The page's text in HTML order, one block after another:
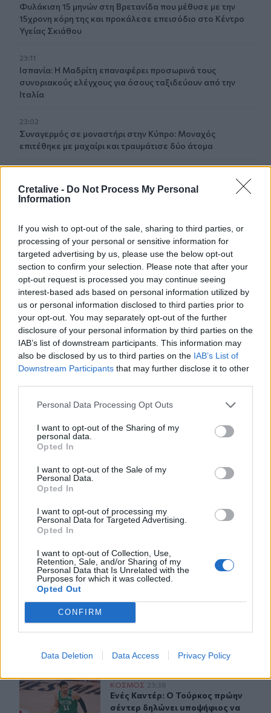
Cretalive - Do Not Process My Personal
Information
If you wish to opt-out of the sale, sharing to third parties, or
processing of your personal or sensitive information for
targeted advertising by us, please use the below opt-out
section to confirm your selection. Please note that after your
opt-out request is processed you may continue seeing
interest-based ads based on personal information utilized by
us or personal information disclosed to third parties prior to
your opt-out. You may separately opt-out of the further
disclosure of your personal information by third parties on the
IAB’s list of downstream participants. This information may
also be disclosed by us to third parties on the IAB’s List of
Downstream Participants that may further disclose it to other
Personal Data Processing Opt Outs
I want to opt-out of the Sharing of my
personal data.
Opted In
I want to opt-out of the Sale of my
Personal Data.
Opted In
I want to opt-out of processing my
Personal Data for Targeted Advertising.
Opted In
I want to opt-out of Collection, Use,
Retention, Sale, and/or Sharing of my
Personal Data that Is Unrelated with the
Purposes for which it was collected.
Opted Out
CONFIRM
Data Deletion Data Access Privacy Policy
Φυλάκιση 15 μηνών στη Βρετανίδα που μέθυσε με την
15χρονη κόρη της και προκάλεσε επεισόδιο στο Κέντρο
Υγείας Σκιάθου
23:11
Ισπανία: Η Μαδρίτη επαναφέρει προσωρινά τους
συνοριακούς ελέγχους για όσους ταξιδεύουν από την
Ιταλία
23:02
Συναγερμός σε μοναστήρι στην Κύπρο: Μοναχός
επιτέθηκε με μαχαίρι και τραυμάτισε δύο άτομα
Σητεία: Φωτιά στα Αχλάδια, δύσκολη μάχη με τις φλόγες
- Βίντεο
22:39
Βρετανία: Κατά συρροή δολοφόνος καταδικάστηκε για
δύο δολοφονίες γυναικών - Η συγγνώμη από την
αστυνομία
22:32
Πανεπιστήμιο Κρήτης: 3,35 εκατ. ευρώ από το Υπουργείο
Παιδείας, για το στεγαστικό επίδομα των φοιτητών
22:22
Ηράκλειο: “Σκουπίδια κατάχαμα, μια ψησταριά στο
πουθενά κι ένα αμάξι παρατημένο στο πάρκο”
Καιρός: “Πορτοκαλί” συναγερμός στην Κρήτη - Ζέστη και
22:02
Σφοδρή επίθεση κατά Καρυστιανού-Γρατσία από πρώην
στελέχη: «Συνεχής εσωστρέφεια και τραγικά
επικοινωνιακά λάθη»
Ηράκλειο: "Σε άθλια κατάσταση το μνημείο πεσόντων
Εφέδρων Αξιωματικών στον Καράβολα"
ΠΕΡΙΣΣΟΤΕΡΑ
ΣΧΕΤΙΚA AΡΘΡΑ
Ενές Καντέρ: Ο Τούρκος πρώην σέντερ δηλώνει
ΚΟΣΜΟΣ 23:38
Ενές Καντέρ: Ο Τούρκος πρώην
Ενές Καντέρ: Ο Τούρκος πρώην
σέντερ δηλώνει υποψήφιος να